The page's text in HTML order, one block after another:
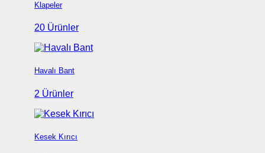
Klapeler
20 Ürünler
Havalı Bant
2 Ürünler
Kesek Kırıcı